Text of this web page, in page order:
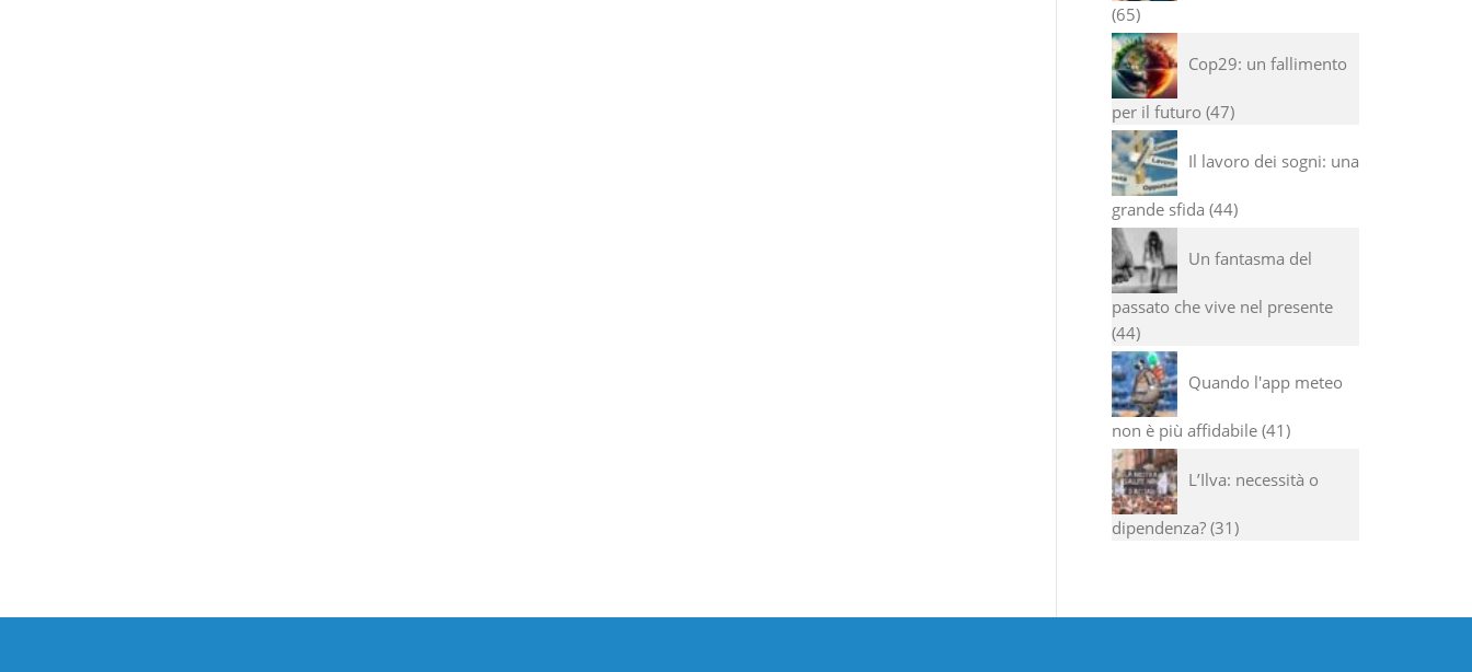
65
Cop29: un fallimento
per il futuro 47
Il lavoro dei sogni: una
grande sfida 44
Un fantasma del
passato che vive nel presente
44
Quando l'app meteo
non è più affidabile 41
L’Ilva: necessità o
dipendenza? 31